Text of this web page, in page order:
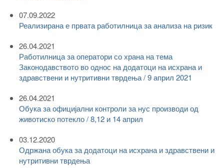
07.09.2022
Реализирана е првата работилница за анализа на ризик
26.04.2021
Работилница за оператори со храна на тема
Законодавството во однос на додатоци на исхрана и
здравствени и нутритивни тврдења / 9 април 2021
26.04.2021
Обука за официјални контроли за нус производи од
животиско потекло / 8,12 и 14 април
03.12.2020
Одржана обука за додатоци на исхрана и здравствени и
нутритивни тврдења